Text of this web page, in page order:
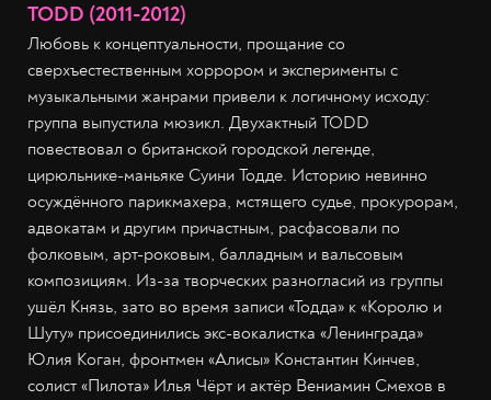
TODD (2011-2012)
Любовь к концептуальности, прощание со
сверхъестественным хоррором и эксперименты с
музыкальными жанрами привели к логичному исходу:
группа выпустила мюзикл. Двухактный TODD
повествовал о британской городской легенде,
цирюльнике-маньяке Суини Тодде. Историю невинно
осуждённого парикмахера, мстящего судье, прокурорам,
адвокатам и другим причастным, расфасовали по
фолковым, арт-роковым, балладным и вальсовым
композициям. Из-за творческих разногласий из группы
ушёл Князь, зато во время записи «Тодда» к «Королю и
Шуту» присоединились экс-вокалистка «Ленинграда»
Юлия Коган, фронтмен «Алисы» Константин Кинчев,
солист «Пилота» Илья Чёрт и актёр Вениамин Смехов в